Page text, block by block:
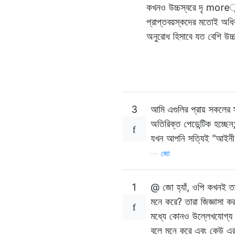
কখনও উচ্চস্বরে দৃ
প্রাপ্তবয়স্কদের মতোই
অনুরোধ হিসাবে যত বেশি
3
আমি এগুলির প্রায় সকলের
অতিরিক্ত পেডেন্টিক
যখন আপনি সত্যিই
জো
1
@ জো হ্যাঁ, ওপি কখনই
মনে করে? তারা জিজ্ঞাসা
মধ্যে কোনও উল্লেখযোগ্য
বলে মনে করে এবং কেউ